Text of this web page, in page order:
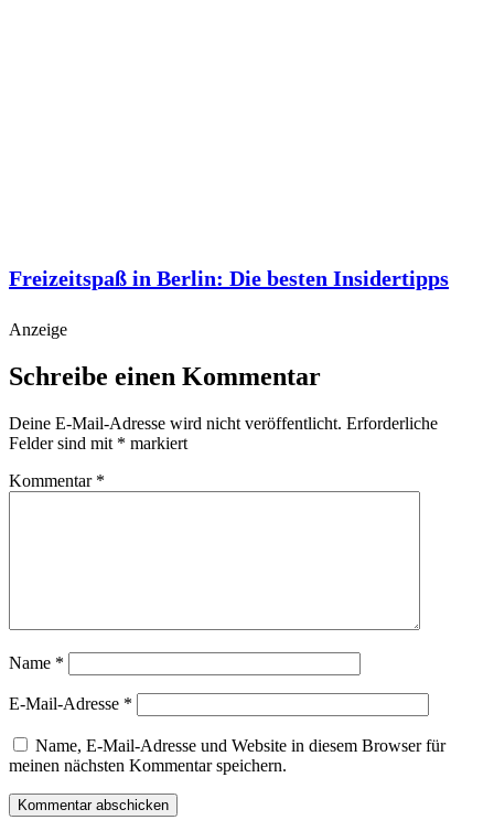
Freizeitspaß in Berlin: Die besten Insidertipps
Anzeige
Schreibe einen Kommentar
Deine E-Mail-Adresse wird nicht veröffentlicht. Erforderliche
Felder sind mit * markiert
Kommentar *
Name *
E-Mail-Adresse *
Name, E-Mail-Adresse und Website in diesem Browser für
meinen nächsten Kommentar speichern.